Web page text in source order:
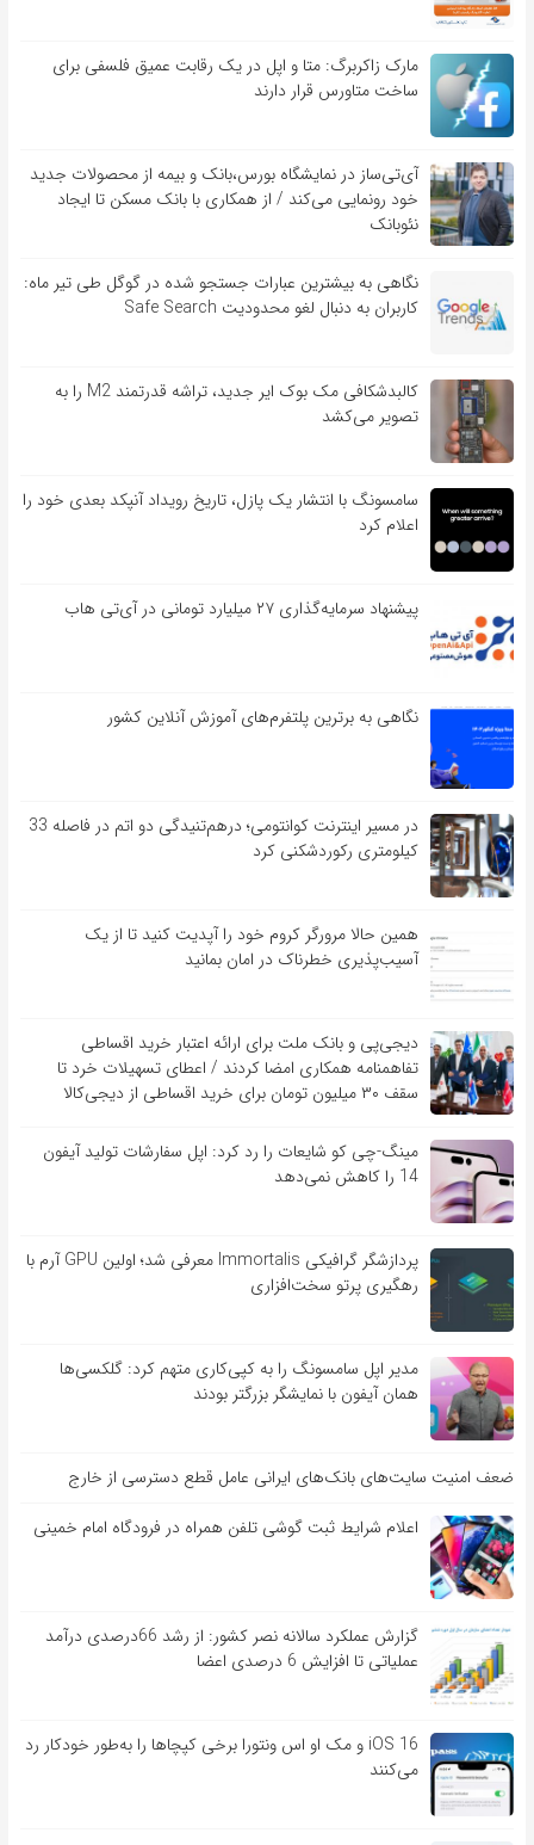
مارک زاکربرگ: متا و اپل در یک رقابت عمیق فلسفی برای
ساخت متاورس قرار دارند
آی‌تی‌ساز در نمایشگاه بورس،بانک و بیمه از محصولات جدید
خود رونمایی می‌کند / از همکاری با بانک مسکن تا ایجاد
نئوبانک
نگاهی به بیشترین عبارات جستجو شده در گوگل طی تیر ماه:
کاربران به دنبال لغو محدودیت Safe Search
کالبدشکافی مک بوک ایر جدید، تراشه قدرتمند M2 را به
تصویر می‌کشد
سامسونگ با انتشار یک پازل، تاریخ رویداد آنپکد بعدی خود را
اعلام کرد
پیشنهاد سرمایه‌گذاری ۲۷ میلیارد تومانی در آی‌تی هاب
نگاهی به برترین پلتفرم‌های آموزش آنلاین کشور
در مسیر اینترنت کوانتومی؛ درهم‌تنیدگی دو اتم در فاصله 33
کیلومتری رکوردشکنی کرد
همین حالا مرورگر کروم خود را آپدیت کنید تا از یک
آسیب‌‌‌‌پذیری خطرناک در امان بمانید
دیجی‌پی و بانک ملت برای ارائه اعتبار خرید اقساطی
تفاهم‎نامه همکاری امضا کردند / اعطای تسهیلات خرد تا
سقف ۳۰ میلیون تومان برای خرید اقساطی از دیجی‌کالا
مینگ-چی کو شایعات را رد کرد: اپل سفارشات تولید آیفون
14 را کاهش نمی‌دهد
پردازشگر گرافیکی Immortalis معرفی شد؛ اولین GPU آرم با
رهگیری پرتو سخت‌افزاری
مدیر اپل سامسونگ را به کپی‌کاری متهم کرد: گلکسی‌ها
همان آیفون با نمایشگر بزرگتر بودند
ضعف امنیت سایت‌های بانک‌های ایرانی عامل قطع دسترسی از خارج
اعلام شرایط ثبت گوشی تلفن همراه در فرودگاه امام خمینی
گزارش عملکرد سالانه نصر کشور: از رشد 66درصدی درآمد
عملیاتی تا افزایش 6 درصدی اعضا
iOS 16 و مک او اس ونتورا برخی کپچاها را به‌طور خودکار رد
می‌کنند